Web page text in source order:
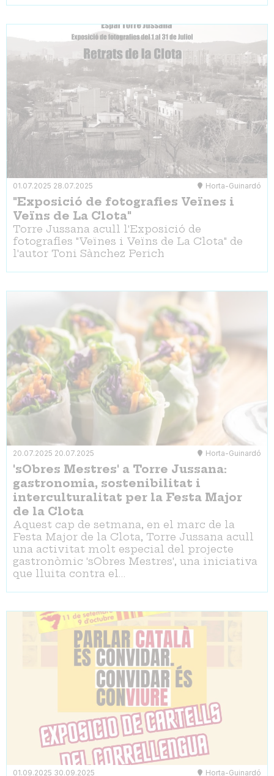
01.07.2025 28.07.2025 Horta-Guinardó
"Exposició de fotografies Veïnes i
Veïns de La Clota"
Torre Jussana acull l'Exposició de
fotografies "Veïnes i Veïns de La Clota" de
l'autor Toni Sànchez Perich
20.07.2025 20.07.2025 Horta-Guinardó
'sObres Mestres' a Torre Jussana:
gastronomia, sostenibilitat i
interculturalitat per la Festa Major
de la Clota
Aquest cap de setmana, en el marc de la
Festa Major de la Clota, Torre Jussana acull
una activitat molt especial del projecte
gastronòmic 'sObres Mestres', una iniciativa
que lluita contra el…
01.09.2025 30.09.2025 Horta-Guinardó